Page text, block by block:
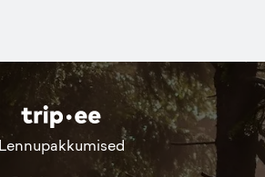
Lennupakkumised